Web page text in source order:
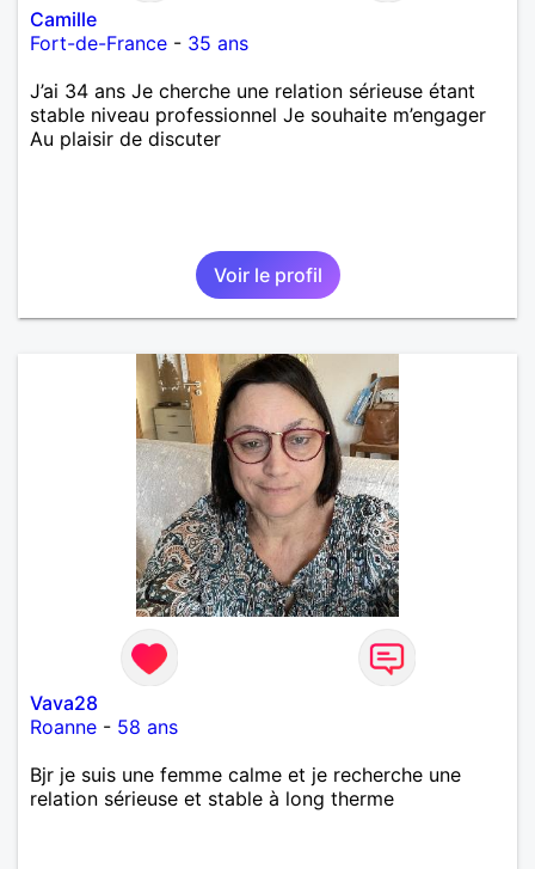
Camille
Fort-de-France - 35 ans
J’ai 34 ans Je cherche une relation sérieuse étant
stable niveau professionnel Je souhaite m’engager
Au plaisir de discuter
Voir le profil
Vava28
Roanne - 58 ans
Bjr je suis une femme calme et je recherche une
relation sérieuse et stable à long therme